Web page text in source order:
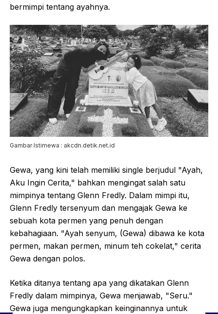
bermimpi tentang ayahnya.
Gambar Istimewa : akcdn.detik.net.id
Gewa, yang kini telah memiliki single berjudul "Ayah,
Aku Ingin Cerita," bahkan mengingat salah satu
mimpinya tentang Glenn Fredly. Dalam mimpi itu,
Glenn Fredly tersenyum dan mengajak Gewa ke
sebuah kota permen yang penuh dengan
kebahagiaan. "Ayah senyum, (Gewa) dibawa ke kota
permen, makan permen, minum teh cokelat," cerita
Gewa dengan polos.
Ketika ditanya tentang apa yang dikatakan Glenn
Fredly dalam mimpinya, Gewa menjawab, "Seru."
Gewa juga mengungkapkan keinginannya untuk